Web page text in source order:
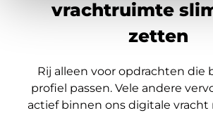
vrachtruimte
zetten
Rij alleen voor opdrachten die
profiel passen. Vele andere
actief binnen ons digitale vracht